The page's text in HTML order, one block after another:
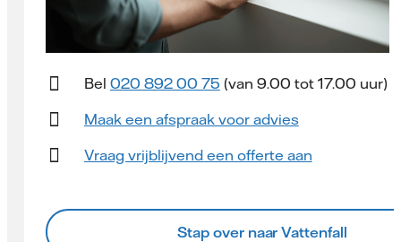
Bel 020 892 00 75 (van 9.00 tot 17.00 uur)
Maak een afspraak voor advies
Vraag vrijblijvend een offerte aan
Stap over naar Vattenfall